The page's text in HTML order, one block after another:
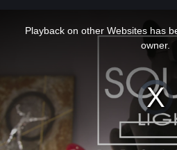
Video
Player
is
loading.
Playback on other Websites has
owner.